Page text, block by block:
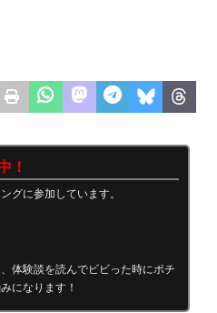
！
グに参加しています。
体験談を読んでビビった時にポチ
になります！